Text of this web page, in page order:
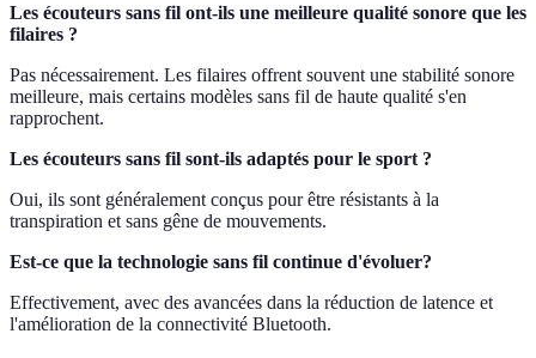
Les écouteurs sans fil ont-ils une meilleure qualité sonore que les
filaires ?
Pas nécessairement. Les filaires offrent souvent une stabilité sonore
meilleure, mais certains modèles sans fil de haute qualité s'en
rapprochent.
Les écouteurs sans fil sont-ils adaptés pour le sport ?
Oui, ils sont généralement conçus pour être résistants à la
transpiration et sans gêne de mouvements.
Est-ce que la technologie sans fil continue d'évoluer?
Effectivement, avec des avancées dans la réduction de latence et
l'amélioration de la connectivité Bluetooth.